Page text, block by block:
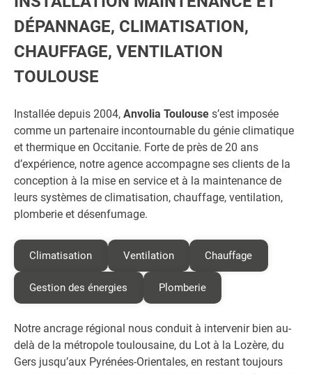
DÉPANNAGE, CLIMATISATION,
CHAUFFAGE, VENTILATION
TOULOUSE
Installée depuis 2004, Anvolia Toulouse s’est imposée
comme un partenaire incontournable du génie climatique
et thermique en Occitanie. Forte de près de 20 ans
d’expérience, notre agence accompagne ses clients de la
conception à la mise en service et à la maintenance de
leurs systèmes de climatisation, chauffage, ventilation,
plomberie et désenfumage.
Climatisation Ventilation Chauffage
Gestion des énergies Plomberie
Notre ancrage régional nous conduit à intervenir bien au-
delà de la métropole toulousaine, du Lot à la Lozère, du
Gers jusqu’aux Pyrénées-Orientales, en restant toujours